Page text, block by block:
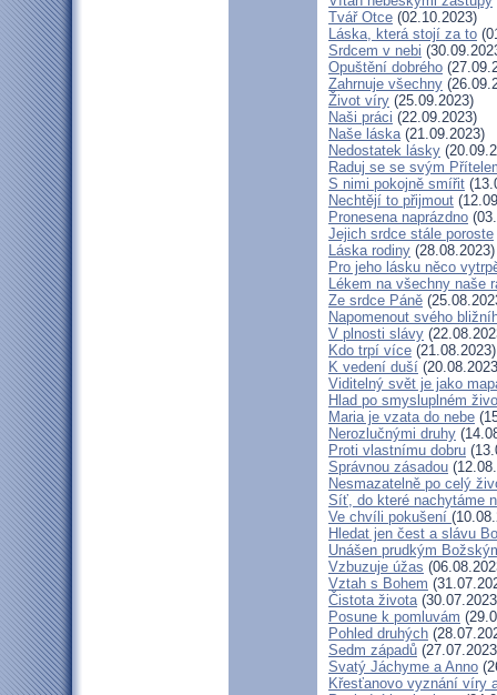
Tvář Otce (02.10.2023)
Láska, která stojí za to
Srdcem v nebi
Opuštění dobrého
Zahrnuje všechny
Život víry (25.09.2023)
Naši práci (22.09.2023)
Naše láska(21.09.2023)
Nedostatek lásky
Raduj se se svým
S nimi pokojně smířit
Nechtějí to přijmout
Pronesena naprázdno
Jejich srdce stále poroste
Láska rodiny (28.08.2023)
Pro jeho lásku něco
Lékem na všechny naše
Ze srdce Páně
Napomenout svého
V plnosti slávy
Kdo trpí více (21.08.2023)
K vedení duší
Viditelný svět je jako
Hlad po smysluplném
Maria je vzata do nebe
Nerozlučnými druhy
Proti vlastnímu dobru
Správnou zásadou
Nesmazatelně po celý
Síť, do které nachytáme
Ve chvíli pokušení
Hledat jen čest a slávu
Unášen prudkým
Vzbuzuje úžas
Vztah s Bohem
Čistota života
Posune k pomluvám
Pohled druhých
Sedm západů
Svatý Jáchyme a Anno
Křesťanovo vyznání víry